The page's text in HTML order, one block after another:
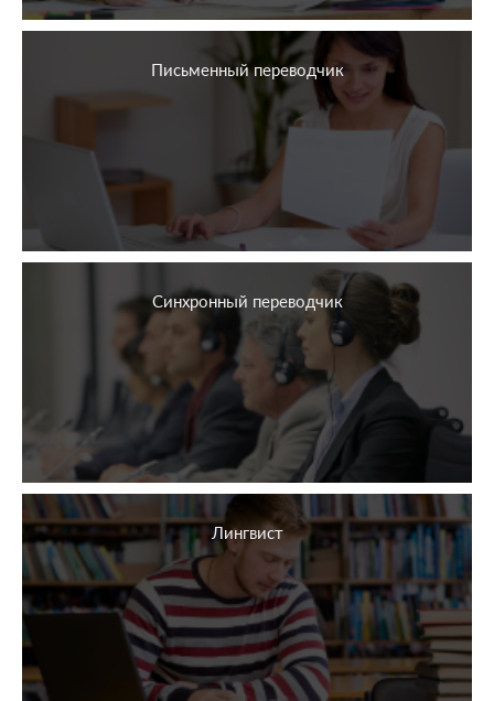
Письменный переводчик
Синхронный переводчик
Лингвист